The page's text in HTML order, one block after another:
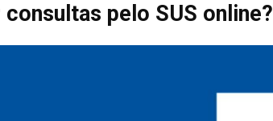
pelo SUS online?